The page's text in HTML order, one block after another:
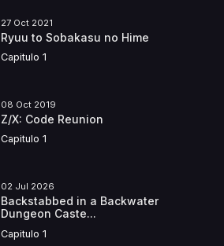
27 Oct 2021
Ryuu to Sobakasu no Hime
Capitulo 1
08 Oct 2019
Z/X: Code Reunion
Capitulo 1
02 Jul 2026
Backstabbed in a Backwater
Dungeon Caste...
Capitulo 1